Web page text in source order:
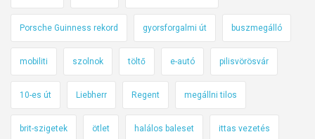
Porsche Guinness rekord gyorsforgalmi út buszmegálló
mobiliti szolnok töltő e-autó pilisvörösvár
10-es út Liebherr Regent megállni tilos
brit-szigetek ötlet halálos baleset ittas vezetés